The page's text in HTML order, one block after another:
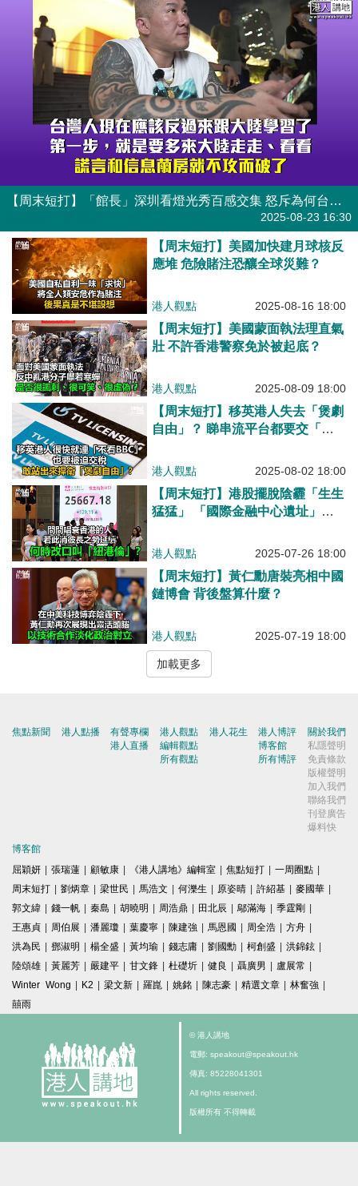
【周末短打】「館長」深圳看燈光秀百感交集 怒斥為何台灣飽受缺電之苦
2025-08-23 16:30
【周末短打】美國加快建月球核反
應堆 危險賭注恐釀全球災難？
港人觀點 2025-08-16 18:00
【周末短打】美國蒙面執法理直氣
壯 不許香港警察免於被起底？
港人觀點 2025-08-09 18:00
【周末短打】移英港人失去「煲劇
自由」？ 睇串流平台都要交「電
港人觀點 2025-08-02 18:00
【周末短打】港股擺脫陰霾「生生
猛猛」 「國際金融中心遺址」輪
港人觀點 2025-07-26 18:00
【周末短打】黃仁勳唐裝亮相中國
鏈博會 背後盤算什麼？
港人觀點 2025-07-19 18:00
加載更多
焦點新聞 港人點播
有聲專欄
港人直播
港人觀點
編輯觀點
所有觀點
港人花生
港人博評
博客館
所有博評
關於我們
私隱聲明
免責條款
版權聲明
加入我們
聯絡我們
刊登廣告
爆料快
博客館
屈穎妍 | 張瑞蓮 | 顧敏康 | 《港人講地》編輯室 | 焦點短打 | 一周圈點 |
周末短打 | 劉炳章 | 梁世民 | 馬浩文 | 何濼生 | 原姿晴 | 許紹基 | 麥國華 |
郭文緯 | 錢一帆 | 秦島 | 胡曉明 | 周浩鼎 | 田北辰 | 鄔滿海 | 季霆剛 |
王惠貞 | 周伯展 | 潘麗瓊 | 葉慶寧 | 陳建強 | 馬恩國 | 周全浩 | 方舟 |
洪為民 | 鄧淑明 | 楊全盛 | 黃均瑜 | 錢志庸 | 劉國勳 | 柯創盛 | 洪錦鉉 |
陸頌雄 | 黃麗芳 | 嚴建平 | 甘文鋒 | 杜礎圻 | 健良 | 聶廣男 | 盧展常 |
Winter Wong | K2 | 梁文新 | 羅崑 | 姚銘 | 陳志豪 | 精選文章 | 林奮強 |
囍雨
© 港人講地
電郵: speakout@speakout.hk
傳真: 85228041301
All rights reserved.
版權所有 不得轉載